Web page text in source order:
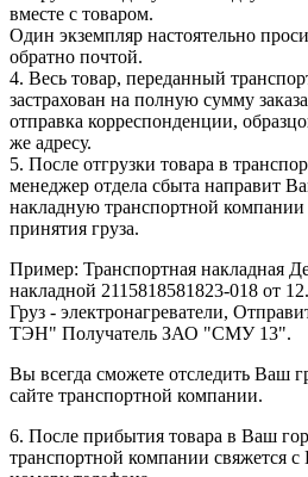
вместе с товаром.
Один экземпляр настоятельно
обратно почтой.
4. Весь товар, переданный
застрахован на полную сумму
отправка корреспонденции,
же адресу.
5. После отгрузки товара в
менеджер отдела сбыта направит
накладную транспортной
принятия груза.
Пример: Транспортная накладная
накладной 2115818581823-018 от
Груз - электронагреватели,
ТЭН" Получатель ЗАО "СМУ 13".
Вы всегда сможете отследить Ваш
сайте транспортной компании.
6. После прибытия товара в Ваш
транспортной компании свяжется